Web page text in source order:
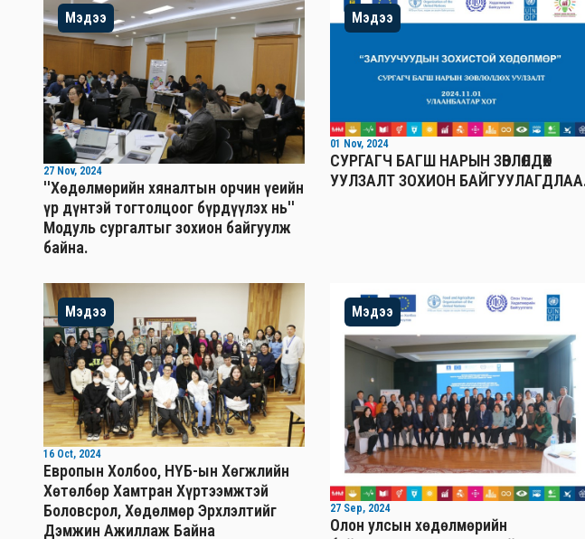
Мэдээ
27 Nov, 2024
''Хөдөлмөрийн хяналтын орчин үеийн
үр дүнтэй тогтолцоог бүрдүүлэх нь''
Mодуль сургалтыг зохион байгуулж
байна.
Мэдээ
01 Nov, 2024
СУРГАГЧ БАГШ НАРЫН ЗӨВЛӨЛДӨХ
УУЛЗАЛТ ЗОХИОН
Мэдээ
16 Oct, 2024
Европын Холбоо, НҮБ-ын Хөгжлийн
Хөтөлбөр Хамтран Хүртээмжтэй
Боловсрол, Хөдөлмөр Эрхлэлтийг
Дэмжин Ажиллаж Байна
Мэдээ
27 Sep, 2024
Олон улсын хөдөлмөрийн